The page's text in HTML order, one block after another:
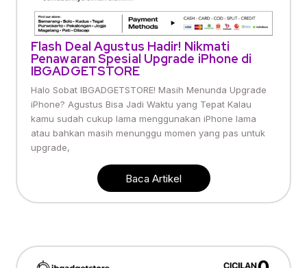
Flash Deal Agustus Hadir! Nikmati
Penawaran Spesial Upgrade iPhone di
IBGADGETSTORE
Halo Sobat IBGADGETSTORE! Masih Menunda Upgrade
iPhone? Agustus Bisa Jadi Waktu yang Tepat Kalau
kamu sudah cukup lama menggunakan iPhone lama
atau bahkan masih menunggu momen yang pas untuk
upgrade,
Baca Artikel